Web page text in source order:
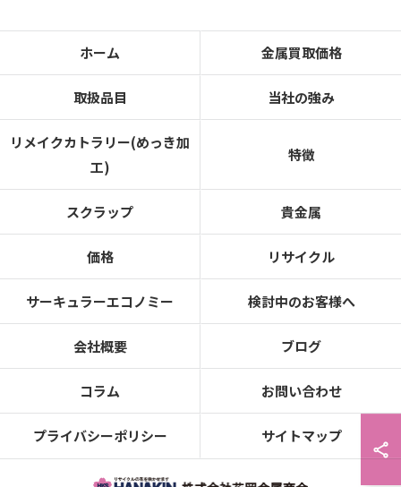
ホーム 金属買取価格
取扱品目 当社の強み
リメイクカトラリー(めっき加
工)
特徴
スクラップ 貴金属
価格 リサイクル
サーキュラーエコノミー 検討中のお客様へ
会社概要 ブログ
コラム お問い合わせ
プライバシーポリシー サイトマップ